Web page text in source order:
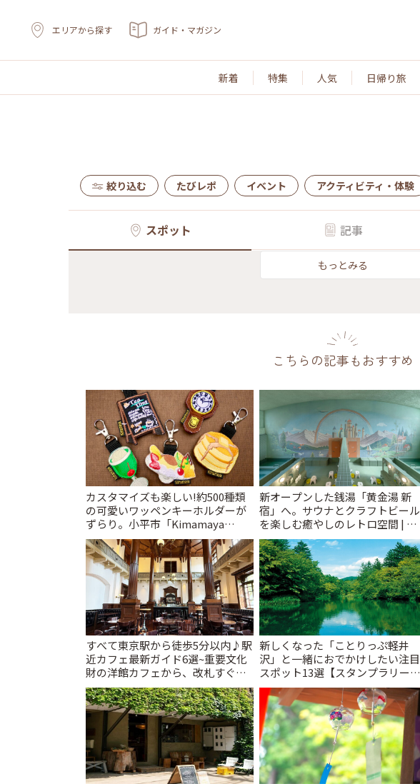
エリアから探す ガイド・マガジン
新着 特集 人気 日帰り旅
絞り込む たびレポ イベント アクティビティ・体験
スポット 記事
もっとみる
こちらの記事もおすすめ
カスタマイズも楽しい!約500種類
の可愛いワッペンキーホルダーが
ずらり。小平市「Kimamaya
T&K」 | ことりっぷ
新オープンした銭湯「黄金湯 新
宿」へ。サウナとクラフトビール
を楽しむ癒やしのレトロ空間 | こ
とりっぷ
すべて東京駅から徒歩5分以内♪駅
近カフェ最新ガイド6選~重要文化
財の洋館カフェから、改札すぐの
レトロ喫茶まで~ | ことりっぷ
新しくなった「ことりっぷ軽井
沢」と一緒におでかけしたい注目
スポット13選【スタンプラリー開
催中】 | ことりっぷ